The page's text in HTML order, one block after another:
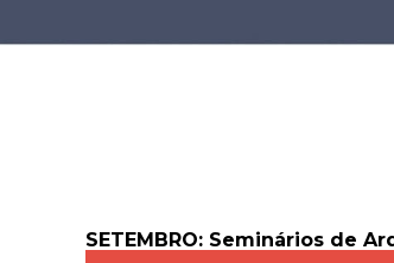
SETEMBRO: Seminários de